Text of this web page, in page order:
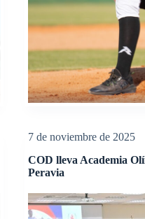
7 de noviembre de 2025
COD lleva Academia
Peravia